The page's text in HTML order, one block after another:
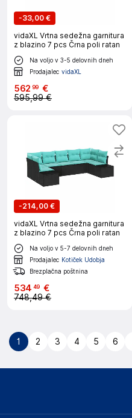
-33,00 €
vidaXL Vrtna sedežna garnitura
z blazino 7 pcs Črna poli ratan
Na voljo v 3-5 delovnih dneh
Prodajalec vidaXL
562 99 €
595,99 €
-214,00 €
vidaXL Vrtna sedežna garnitura
z blazino 7 pcs Črna poli ratan
Na voljo v 5-7 delovnih dneh
Prodajalec Kotiček Udobja
Brezplačna poštnina
534 49 €
748,49 €
1 2 3 4 5 6